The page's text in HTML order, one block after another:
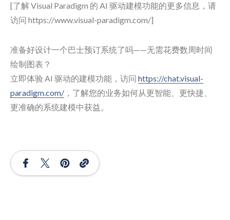
[了解 Visual Paradigm 的 AI 驱动建模功能的更多信息，请
访问 https://www.visual-paradigm.com/]
准备好设计一个巴士预订系统了吗——无需花费数周时间
绘制图表？
立即体验 AI 驱动的建模功能，访问 https://chat.visual-
paradigm.com/ ，了解您的业务如何从更智能、更快捷、
更准确的系统建模中获益。